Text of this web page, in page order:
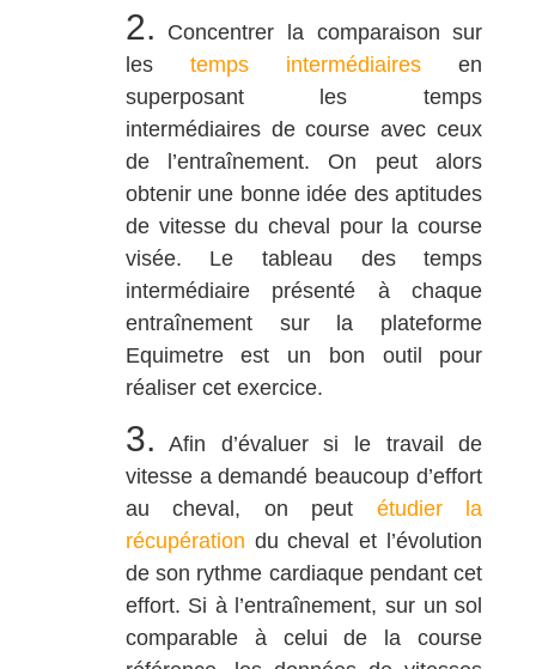
2. Concentrer la comparaison sur
les temps intermédiaires en
superposant les temps
intermédiaires de course avec ceux
de l’entraînement. On peut alors
obtenir une bonne idée des aptitudes
de vitesse du cheval pour la course
visée. Le tableau des temps
intermédiaire présenté à chaque
entraînement sur la plateforme
Equimetre est un bon outil pour
réaliser cet exercice.
3. Afin d’évaluer si le travail de
vitesse a demandé beaucoup d’effort
au cheval, on peut étudier la
récupération du cheval et l’évolution
de son rythme cardiaque pendant cet
effort. Si à l’entraînement, sur un sol
comparable à celui de la course